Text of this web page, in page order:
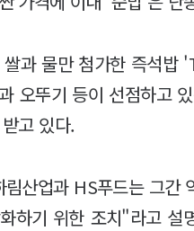
과 물만 첨가한 즉석밥
오뚜기 등이 선점하고
고 있다.
산업과 HS푸드는 그간
하기 위한 조치"라고